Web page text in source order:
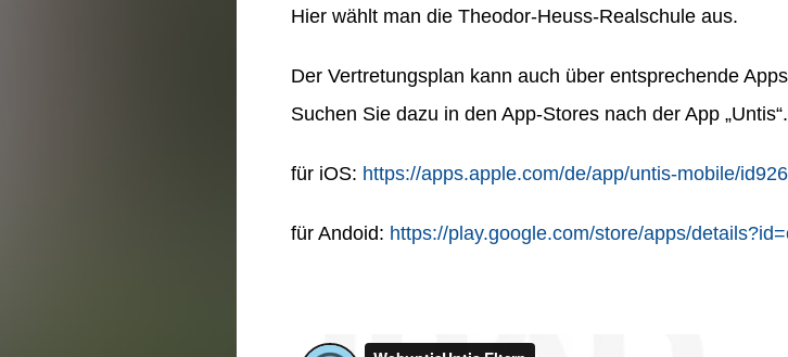
Hier wählt man die Theodor-Heuss-Realschule aus.
Der Vertretungsplan kann auch über entsprechende
Suchen Sie dazu in den App-Stores nach der App „Untis“.
für iOS: https://apps.apple.com/de/app/untis-mobile/
für Andoid: https://play.google.com/store/apps/